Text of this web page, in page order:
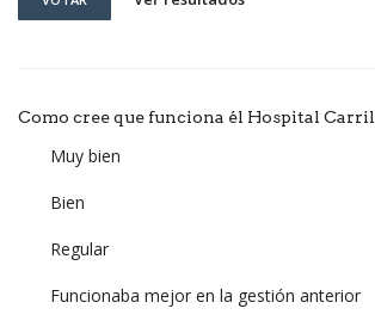
Como cree que funciona él Hospital
Muy bien
Bien
Regular
Funcionaba mejor en la gestión anterior